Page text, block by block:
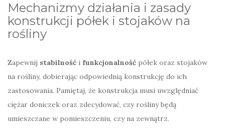
Mechanizmy działania i zasady
konstrukcji półek i stojaków na
rośliny
Zapewnij stabilność i funkcjonalność półek oraz stojaków
na rośliny, dobierając odpowiednią konstrukcję do ich
zastosowania. Pamiętaj, że konstrukcja musi uwzględniać
ciężar doniczek oraz zdecydować, czy rośliny będą
umieszczane w pomieszczeniu, czy na zewnątrz.